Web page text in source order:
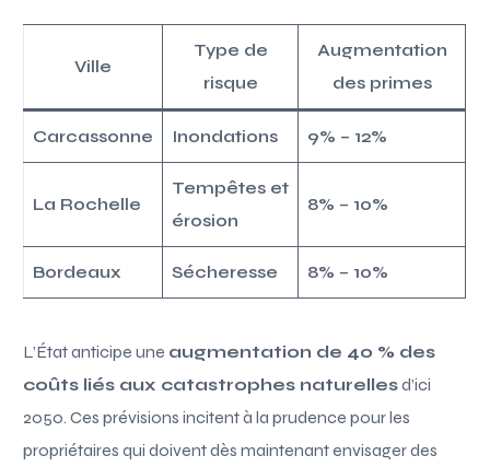
Ville
Type de
risque
Augmentation
des primes
Carcassonne Inondations 9% – 12%
La Rochelle
Tempêtes et
érosion
8% – 10%
Bordeaux Sécheresse 8% – 10%
L’État anticipe une augmentation de 40 % des
coûts liés aux catastrophes naturellesd’ici
2050. Ces prévisions incitent à la prudence pour les
propriétaires qui doivent dès maintenant envisager des